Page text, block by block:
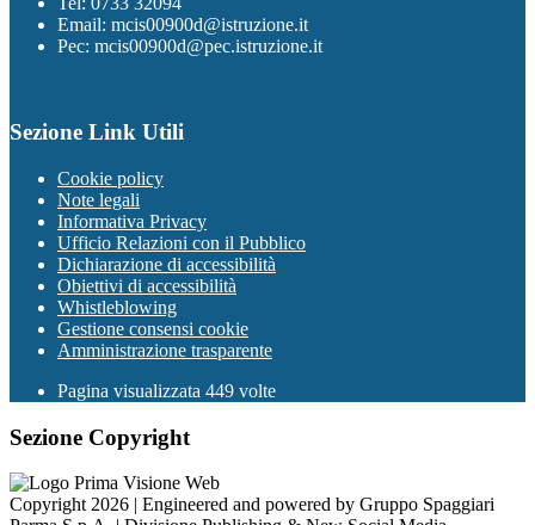
Email: mcis00900d@istruzione.it
Pec: mcis00900d@pec.istruzione.it
Sezione Link Utili
Cookie policy
Note legali
Informativa Privacy
Ufficio Relazioni con il Pubblico
Dichiarazione di accessibilità
Obiettivi di accessibilità
Whistleblowing
Gestione consensi cookie
Amministrazione trasparente
Pagina visualizzata 449 volte
Sezione Copyright
Copyright 2026 | Engineered and powered by Gruppo Spaggiari